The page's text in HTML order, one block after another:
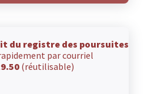
du registre des poursuites
par courriel
(réutilisable)